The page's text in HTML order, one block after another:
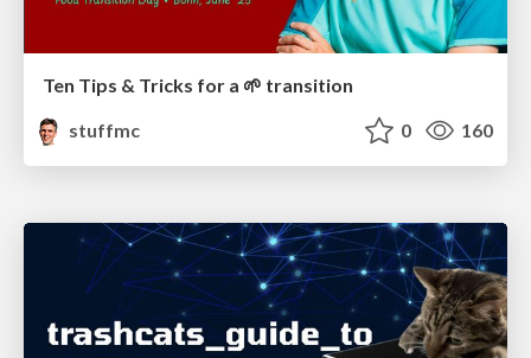
Ten Tips & Tricks for a 🌱 transition
stuffmc
0 160